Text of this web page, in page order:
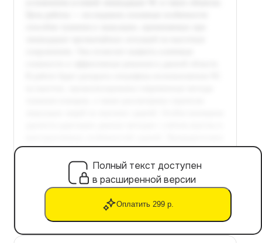
Полный текст доступен
в расширенной версии
Оплатить 299 р.